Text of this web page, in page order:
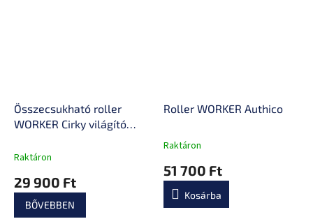
Összecsukható roller
WORKER Cirky világító
Raktáron
29 900 Ft
BŐVEBBEN
Roller WORKER Authico
A
átlagos
értékelése
Raktáron
51 700 Ft
Kosárba